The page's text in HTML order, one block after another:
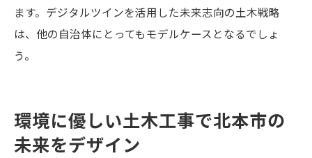
ます。デジタルツインを活用した未来志向の土木戦略
は、他の自治体にとってもモデルケースとなるでしょ
う。
環境に優しい土木工事で北本市の
未来をデザイン